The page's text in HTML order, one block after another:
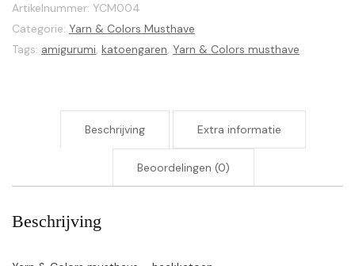
Artikelnummer: YCM004
Categorie: Yarn & Colors Musthave
Tags: amigurumi, katoengaren, Yarn & Colors musthave
Beschrijving Extra informatie
Beoordelingen (0)
Beschrijving